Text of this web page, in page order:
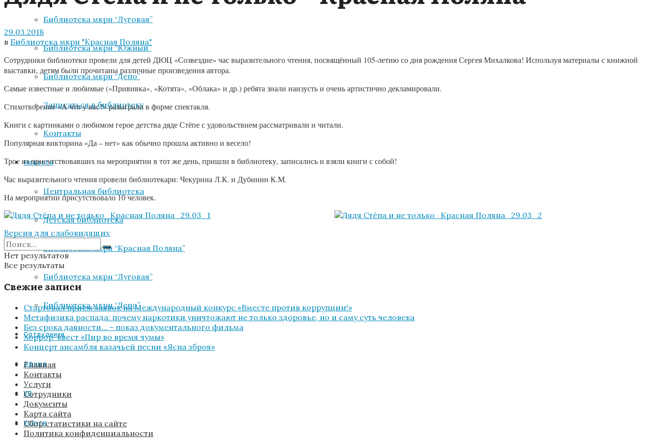
Библиотека мкрн “Луговая”
Библиотека мкрн “Южный”
Библиотека мкрн “Депо”
Записаться в библиотеку
Контакты
Новости
Центральная библиотека
Детская библиотека
Библиотека мкрн “Красная Поляна”
Библиотека мкрн “Луговая”
Библиотека мкрн “Депо”
Сотрудники
Афиша
VR
Услуги
29.03.2018
в Библиотека мкрн "Красная Поляна"
Сотрудники библиотеки провели для детей ДЮЦ «Созвездие» час выразительного чтения, посвящённый 105-летию со дня рождения Сергея Михалкова! Используя материалы с книжной
выставки, детям были прочитаны различные произведения автора.
Самые известные и любимые («Прививка», «Котята», «Облака» и др.) ребята знали наизусть и очень артистично декламировали.
Стихотворение «А что у вас?» разыграли в форме спектакля.
Книги с картинками о любимом герое детства дяде Стёпе с удовольствием рассматривали и читали.
Популярная викторина «Да – нет» как обычно прошла активно и весело!
Трое из присутствовавших на мероприятии в тот же день, пришли в библиотеку, записались и взяли книги с собой!
Час выразительного чтения провели библиотекари: Чекурина Л.К. и Дубинин К.М.
На мероприятии присутствовало 10 человек.
Версия для слабовидящих
Нет результатов
Все результаты
Свежие записи
Стартовал прием заявок на Международный конкурс «Вместе против коррупции!»
Метафизика распада: почему наркотики уничтожают не только здоровье, но и саму суть человека
Без срока давности… – показ документального фильма
Хоррор-квест «Пир во время чумы»
Концерт ансамбля казачьей песни «Ясна зброя»
Главная
Контакты
Услуги
Сотрудники
Документы
Карта сайта
Сбор статистики на сайте
Политика конфиденциальности